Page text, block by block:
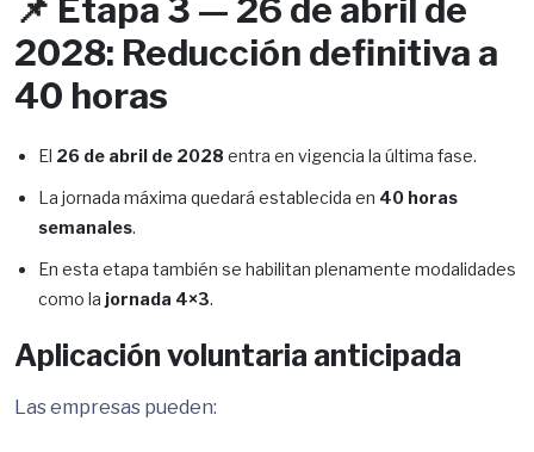
📌 Etapa 3 — 26 de abril de
2028: Reducción definitiva a
40 horas
El 26 de abril de 2028 entra en vigencia la última fase.
La jornada máxima quedará establecida en 40 horas
semanales.
En esta etapa también se habilitan plenamente modalidades
como la jornada 4×3.
Aplicación voluntaria anticipada
Las empresas pueden: